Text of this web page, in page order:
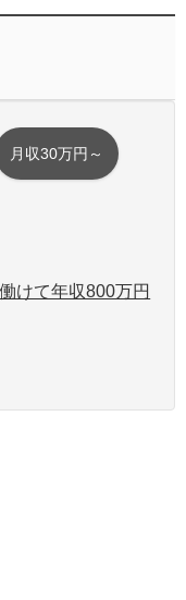
月収30万円～
けて年収800万円